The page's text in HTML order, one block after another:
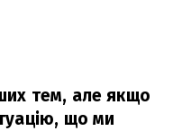
тем, але якщо
що ми